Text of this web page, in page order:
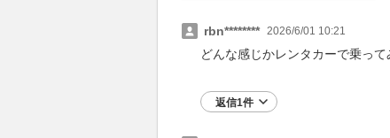
rbn******** 2026/6/01 10:21
どんな感じかレンタカーで乗って
返信1件